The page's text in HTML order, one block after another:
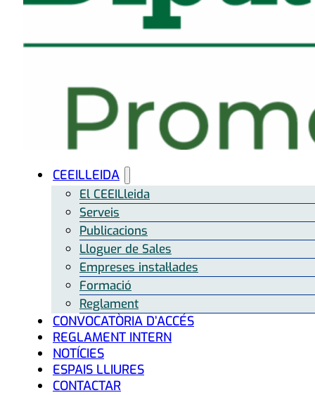
CEEILLEIDA
El CEEILleida
Serveis
Publicacions
Lloguer de Sales
Empreses instal·lades
Formació
Reglament
CONVOCATÒRIA D’ACCÉS
REGLAMENT INTERN
NOTÍCIES
ESPAIS LLIURES
CONTACTAR